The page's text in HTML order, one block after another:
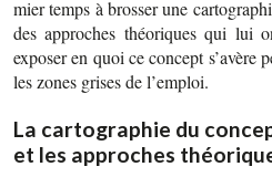
mier temps à bros­ser une
des approches théo­riques qui lui
expo­ser en quoi ce concept
les zones grises de l’emploi.
La cartographie du
et les approches